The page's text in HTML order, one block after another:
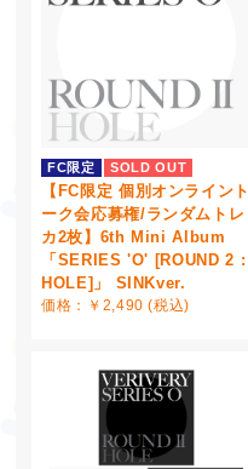
FC限定 SOLD OUT
【FC限定 個別オンライント
ーク会応募権/ランダムトレ
カ2枚】6th Mini Album
「SERIES 'O' [ROUND 2 :
HOLE]」 SINKver.
価格：￥2,490 (税込)